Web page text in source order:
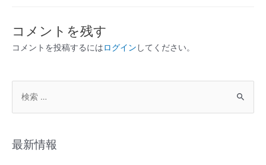
コメントを残す
コメントを投稿するにはログイン してください。
最新情報